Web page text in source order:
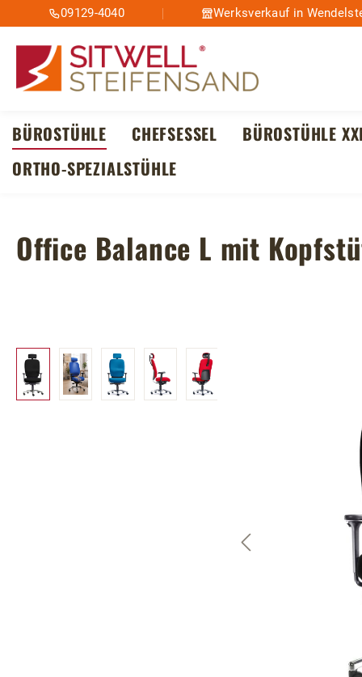
Hauptinhalt springen
Zur Suche springen
Zur Hauptnavigation springen
09129-4040 Werksverkauf in
BÜROSTÜHLE CHEFSESSEL BÜROSTÜHLE
ORTHO-SPEZIALSTÜHLE
Office Balance L mit
Bildergalerie überspringen